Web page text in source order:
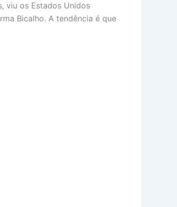
viu os Estados Unidos
Bicalho. A tendência é que